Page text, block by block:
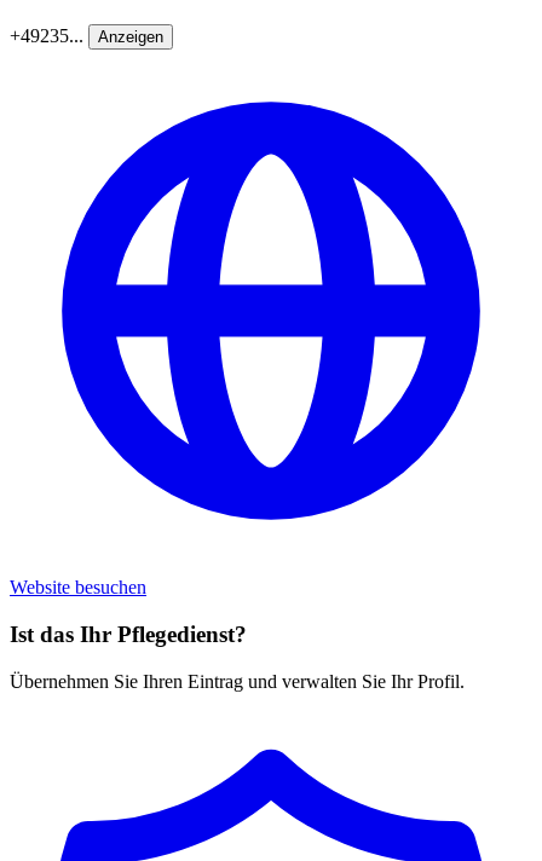
+49235... Anzeigen
Website besuchen
Ist das Ihr Pflegedienst?
Übernehmen Sie Ihren Eintrag und verwalten Sie Ihr Profil.